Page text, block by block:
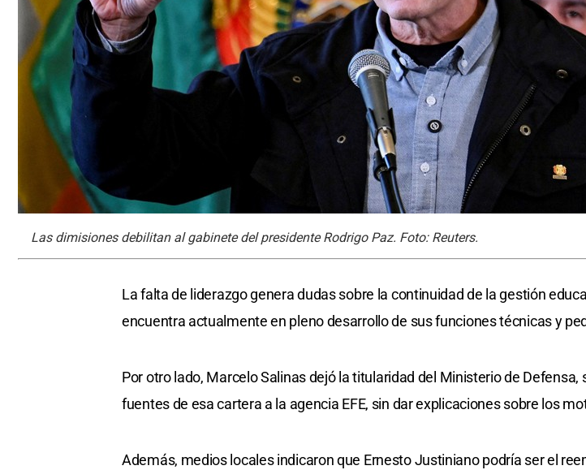
Las dimisiones debilitan al gabinete del presidente Rodrigo Paz. Foto: Reuters.
La falta de liderazgo genera dudas sobre la continuidad de la gestión
encuentra actualmente en pleno desarrollo de sus funciones técnicas y
Por otro lado, Marcelo Salinas dejó la titularidad del Ministerio de Defensa,
fuentes de esa cartera a la agencia EFE, sin dar explicaciones sobre los
Además, medios locales indicaron que Ernesto Justiniano podría ser el